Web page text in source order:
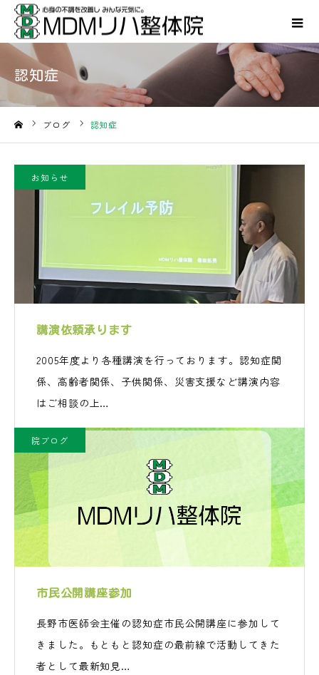
認知症
ブログ 認知症
お知らせ
講演依頼承ります
2005年度より各種講演を行っております。認知症関
係、高齢者関係、子供関係、災害支援など講演内容
はご相談の上…
院ブログ
市民公開講座参加
長野市医師会主催の認知症市民公開講座に参加して
きました。もともと認知症の最前線で活動してきた
者として最新知見…